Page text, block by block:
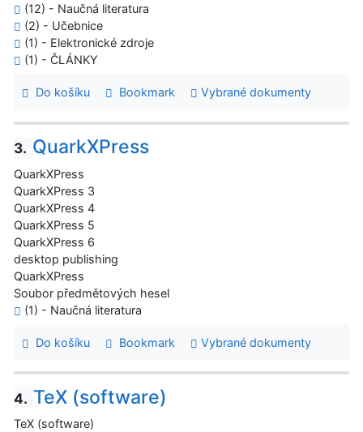
(12) - Naučná literatura
(2) - Učebnice
(1) - Elektronické zdroje
(1) - ČLÁNKY
Do košíku Bookmark Vybrané dokumenty
3. QuarkXPress
QuarkXPress
QuarkXPress 3
QuarkXPress 4
QuarkXPress 5
QuarkXPress 6
desktop publishing
QuarkXPress
Soubor předmětových hesel
(1) - Naučná literatura
Do košíku Bookmark Vybrané dokumenty
4. TeX (software)
TeX (software)